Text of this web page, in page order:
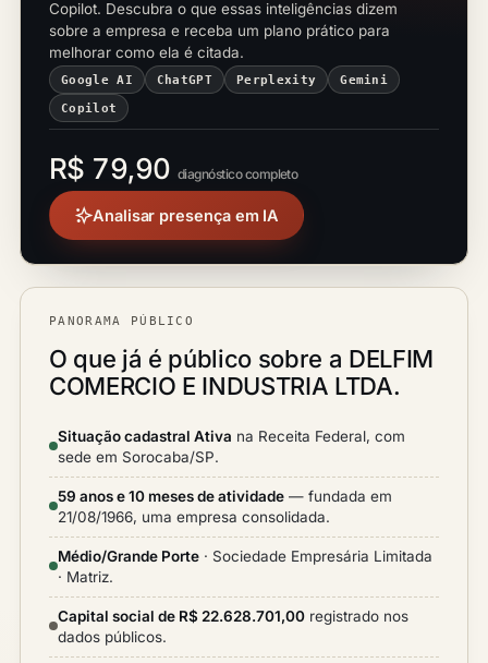
Copilot. Descubra o que essas inteligências dizem
sobre a empresa e receba um plano prático para
melhorar como ela é citada.
Google AI ChatGPT Perplexity Gemini
Copilot
R$ 79,90 diagnóstico completo
Analisar presença em IA
PANORAMA PÚBLICO
O que já é público sobre a DELFIM
COMERCIO E INDUSTRIA LTDA.
Situação cadastral Ativa na Receita Federal, com
sede em Sorocaba/SP.
59 anos e 10 meses de atividade — fundada em
21/08/1966, uma empresa consolidada.
Médio/Grande Porte · Sociedade Empresária Limitada
· Matriz.
Capital social de R$ 22.628.701,00 registrado nos
dados públicos.